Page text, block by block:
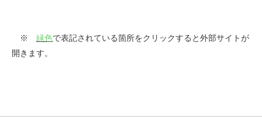
※ 緑色で表記されている箇所をクリックすると外部サイトが
開きます。